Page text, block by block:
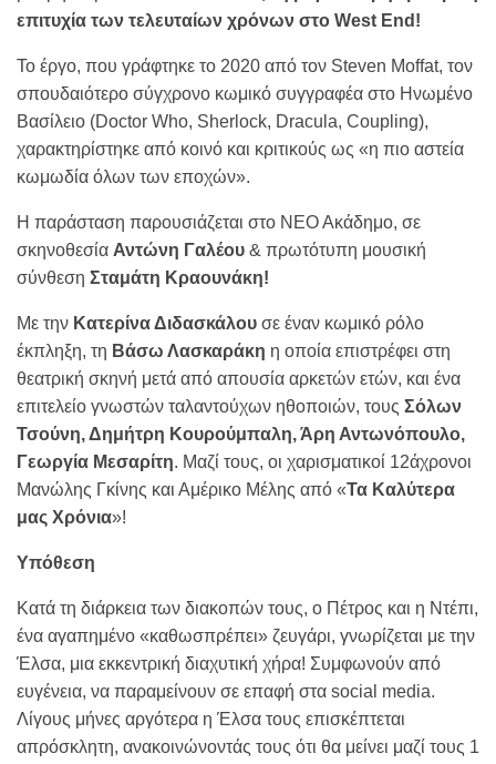
επιτυχία των τελευταίων χρόνων στο West End!
Το έργο, που γράφτηκε το 2020 από τον Steven Moffat, τον
σπουδαιότερο σύγχρονο κωμικό συγγραφέα στο Ηνωμένο
Βασίλειο (Doctor Who, Sherlock, Dracula, Coupling),
χαρακτηρίστηκε από κοινό και κριτικούς ως «η πιο αστεία
κωμωδία όλων των εποχών».
Η παράσταση παρουσιάζεται στο ΝΕΟ Ακάδημο, σε
σκηνοθεσία Αντώνη Γαλέου & πρωτότυπη μουσική
σύνθεση Σταμάτη Κραουνάκη!
Με την Κατερίνα Διδασκάλου σε έναν κωμικό ρόλο
έκπληξη, τη Βάσω Λασκαράκη η οποία επιστρέφει στη
θεατρική σκηνή μετά από απουσία αρκετών ετών, και ένα
επιτελείο γνωστών ταλαντούχων ηθοποιών, τους Σόλων
Τσούνη, Δημήτρη Κουρούμπαλη, Άρη Αντωνόπουλο,
Γεωργία Μεσαρίτη. Μαζί τους, οι χαρισματικοί 12άχρονοι
Μανώλης Γκίνης και Αμέρικο Μέλης από «Τα Καλύτερα
μας Χρόνια»!
Υπόθεση
Κατά τη διάρκεια των διακοπών τους, ο Πέτρος και η Ντέπι,
ένα αγαπημένο «καθωσπρέπει» ζευγάρι, γνωρίζεται με την
Έλσα, μια εκκεντρική διαχυτική χήρα! Συμφωνούν από
ευγένεια, να παραμείνουν σε επαφή στα social media.
Λίγους μήνες αργότερα η Έλσα τους επισκέπτεται
απρόσκλητη, ανακοινώνοντάς τους ότι θα μείνει μαζί τους 1